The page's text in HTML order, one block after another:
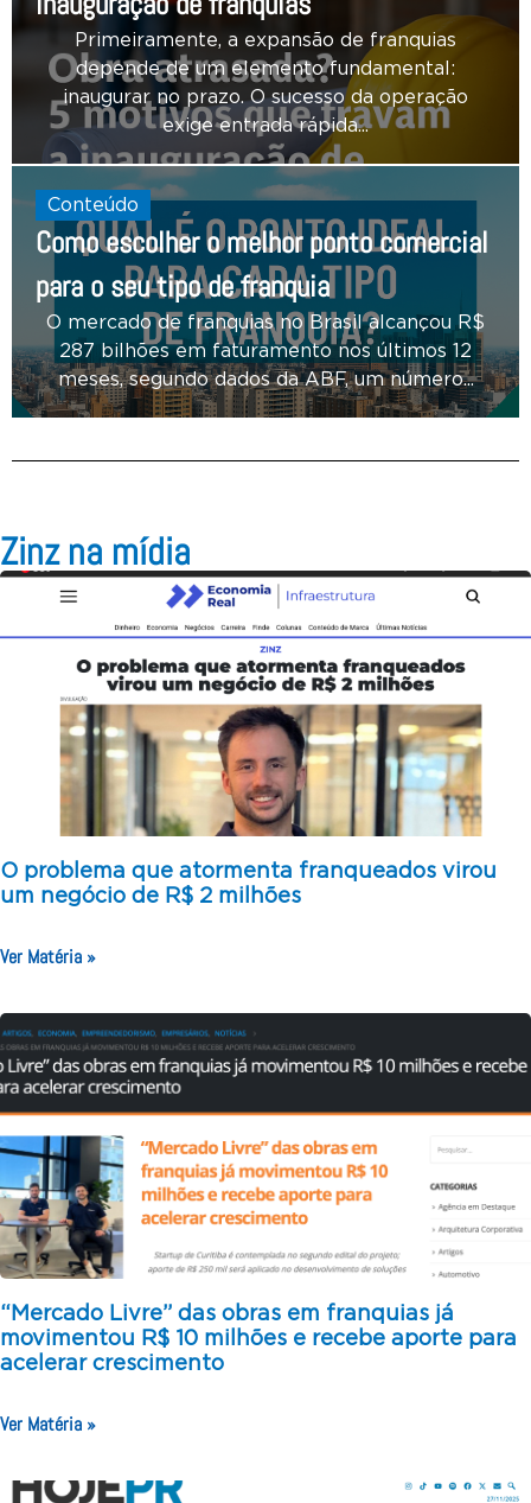
Primeiramente, a expansão de franquias
depende de um elemento fundamental:
inaugurar no prazo. O sucesso da operação
exige entrada rápida...
Conteúdo
Como escolher o melhor ponto comercial
para o seu tipo de franquia
O mercado de franquias no Brasil alcançou R$
287 bilhões em faturamento nos últimos 12
meses, segundo dados da ABF, um número...
Zinz na mídia
O problema que atormenta franqueados virou
um negócio de R$ 2 milhões
Ver Matéria »
“Mercado Livre” das obras em franquias já
movimentou R$ 10 milhões e recebe aporte para
acelerar crescimento
Ver Matéria »